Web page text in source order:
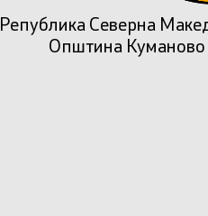
Република Северна
Општина Куманово